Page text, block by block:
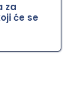
za
će se